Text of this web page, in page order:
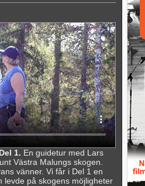
1. En guidetur med Lars
Västra Malungs skogen.
vänner. Vi får i Del 1 en
levde på skogens möjligheter